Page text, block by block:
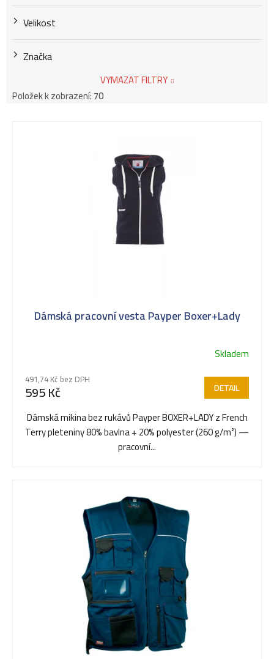
Velikost
Značka
VYMAZAT FILTRY
Položek k zobrazení:70
Dámská pracovní vesta Payper Boxer+Lady
hodnocení
produktu
je
5,0
z
Skladem
491,74 Kč bez DPH
595 Kč DETAIL
Dámská mikina bez rukávů Payper BOXER+LADY z French
Terry pleteniny 80% bavlna + 20% polyester (260 g/m²) —
pracovní...